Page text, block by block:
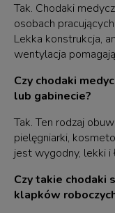
Tak. Chodaki
osobach
Lekka konstrukcja,
wentylacja
Czy chodaki
lub gabinecie?
Tak. Ten rodzaj
pielęgniarki,
jest wygodny, lekki i
Czy takie chodaki
klapków